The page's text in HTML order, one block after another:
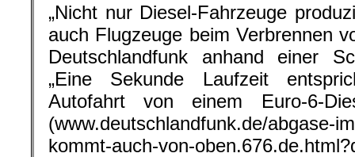
„Nicht nur Diesel-Fahrzeuge
auch Flugzeuge beim Verbrennen
Deutschlandfunk anhand einer
„Eine Sekunde Laufzeit
Autofahrt von einem Euro-6-
(www.deutschlandfunk.de/abgase-
kommt-auch-von-